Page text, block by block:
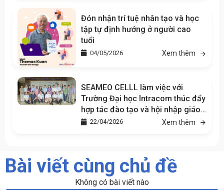
Đón nhận trí tuệ nhân tạo và học
tập tự định hướng ở người cao
tuổi
04/05/2026 Xem thêm
SEAMEO CELLL làm việc với
Trường Đại học Intracom thúc đẩy
hợp tác đào tạo và hội nhập giáo
dục khu vực
22/04/2026 Xem thêm
Bài viết cùng chủ đề
Không có bài viết nào